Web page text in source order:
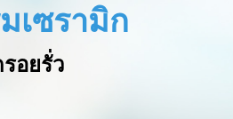
เซรามิก
อยรั่ว